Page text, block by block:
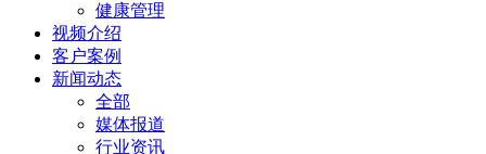
健康管理
视频介绍
客户案例
新闻动态
全部
媒体报道
行业资讯